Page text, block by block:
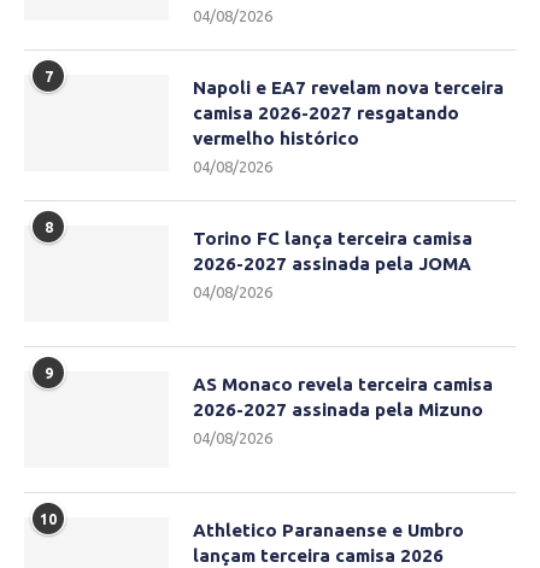
04/08/2026
7
Napoli e EA7 revelam nova terceira
camisa 2026-2027 resgatando
vermelho histórico
04/08/2026
8
Torino FC lança terceira camisa
2026-2027 assinada pela JOMA
04/08/2026
9
AS Monaco revela terceira camisa
2026-2027 assinada pela Mizuno
04/08/2026
10
Athletico Paranaense e Umbro
lançam terceira camisa 2026